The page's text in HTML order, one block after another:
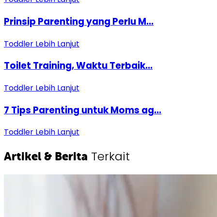
Prinsip Parenting yang Perlu M...
Toddler Lebih Lanjut
Toilet Training, Waktu Terbaik...
Toddler Lebih Lanjut
7 Tips Parenting untuk Moms ag...
Toddler Lebih Lanjut
Artikel & Berita Terkait